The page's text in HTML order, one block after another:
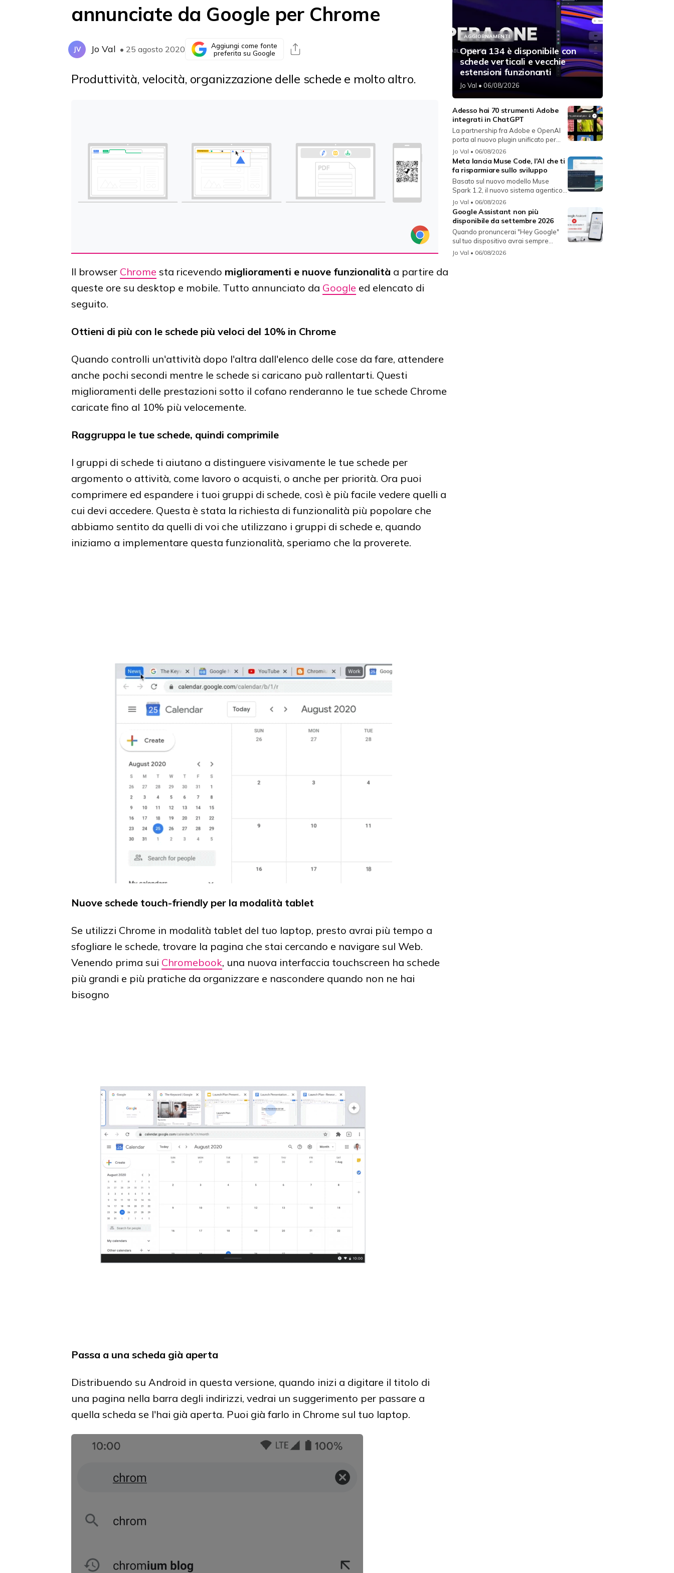
annunciate da Google per Chrome
JV Jo Val • 25 agosto 2020
Aggiungi come fonte
preferita su Google
Produttività, velocità, organizzazione delle schede e molto altro.
Il browser Chrome sta ricevendo miglioramenti e nuove funzionalità a partire da
queste ore su desktop e mobile. Tutto annunciato da Google ed elencato di
seguito.
Ottieni di più con le schede più veloci del 10% in Chrome
Quando controlli un'attività dopo l'altra dall'elenco delle cose da fare, attendere
anche pochi secondi mentre le schede si caricano può rallentarti. Questi
miglioramenti delle prestazioni sotto il cofano renderanno le tue schede Chrome
caricate fino al 10% più velocemente.
Raggruppa le tue schede, quindi comprimile
I gruppi di schede ti aiutano a distinguere visivamente le tue schede per
argomento o attività, come lavoro o acquisti, o anche per priorità. Ora puoi
comprimere ed espandere i tuoi gruppi di schede, così è più facile vedere quelli a
cui devi accedere. Questa è stata la richiesta di funzionalità più popolare che
abbiamo sentito da quelli di voi che utilizzano i gruppi di schede e, quando
iniziamo a implementare questa funzionalità, speriamo che la proverete.
Nuove schede touch-friendly per la modalità tablet
Se utilizzi Chrome in modalità tablet del tuo laptop, presto avrai più tempo a
sfogliare le schede, trovare la pagina che stai cercando e navigare sul Web.
Venendo prima sui Chromebook, una nuova interfaccia touchscreen ha schede
più grandi e più pratiche da organizzare e nascondere quando non ne hai
bisogno
Passa a una scheda già aperta
Distribuendo su Android in questa versione, quando inizi a digitare il titolo di
una pagina nella barra degli indirizzi, vedrai un suggerimento per passare a
quella scheda se l'hai già aperta. Puoi già farlo in Chrome sul tuo laptop.
AGGIORNAMENTI
Opera 134 è disponibile con
schede verticali e vecchie
estensioni funzionanti
Jo Val • 06/08/2026
Adesso hai 70 strumenti Adobe
integrati in ChatGPT
La partnership fra Adobe e OpenAI
porta al nuovo plugin unificato per...
Jo Val • 06/08/2026
Meta lancia Muse Code, l'AI che ti
fa risparmiare sullo sviluppo
Basato sul nuovo modello Muse
Spark 1.2, il nuovo sistema agentico
fun...
Jo Val • 06/08/2026
Google Assistant non più
disponibile da settembre 2026
Quando pronuncerai "Hey Google"
sul tuo dispositivo avrai sempre
Gemin...
Jo Val • 06/08/2026